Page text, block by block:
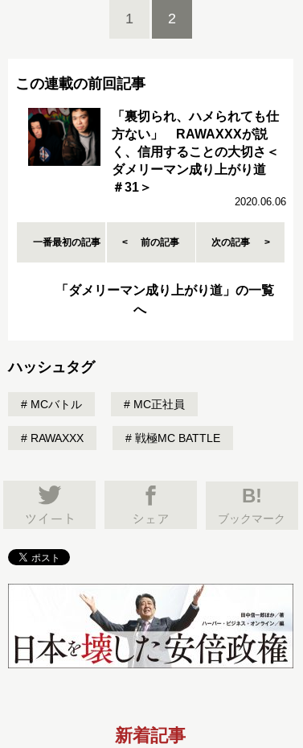
1 2
この連載の前回記事
「裏切られ、ハメられても仕
方ない」 RAWAXXXが説
く、信用することの大切さ＜
ダメリーマン成り上がり道
＃31＞
2020.06.06
一番最初の記事 前の記事 次の記事
「ダメリーマン成り上がり道」の一覧
へ
ハッシュタグ
MCバトル MC正社員
RAWAXXX 戦極MC BATTLE
B!
ブックマーク
新着記事